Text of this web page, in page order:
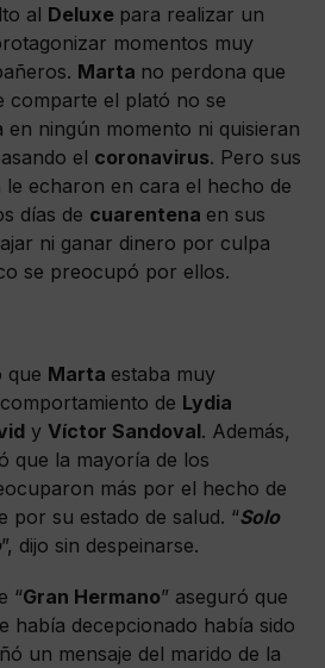
al Deluxe para realizar un
momentos muy
Marta no perdona que
comparte el plató no se
ningún momento ni quisieran
el coronavirus. Pero sus
echaron en cara el hecho de
días de cuarentena en sus
ni ganar dinero por culpa
se preocupó por ellos.
que Marta estaba muy
de Lydia
y Víctor Sandoval. Además,
que la mayoría de los
más por el hecho de
por su estado de salud. “Solo
”, dijo sin despeinarse.
“Gran Hermano” aseguró que
había decepcionado había sido
un mensaje del marido de la